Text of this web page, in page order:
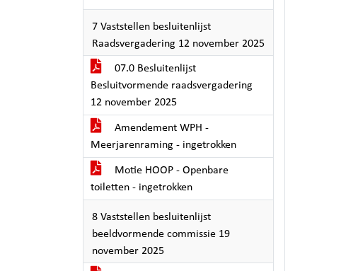
7 Vaststellen besluitenlijst
Raadsvergadering 12 november 2025
07.0 Besluitenlijst
Besluitvormende raadsvergadering
12 november 2025
Amendement WPH -
Meerjarenraming - ingetrokken
Motie HOOP - Openbare
toiletten - ingetrokken
8 Vaststellen besluitenlijst
beeldvormende commissie 19
november 2025